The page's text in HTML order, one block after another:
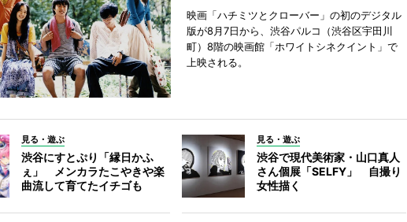
映画「ハチミツとクローバー」の初のデジタル
版が8月7日から、渋谷パルコ（渋谷区宇田川
町）8階の映画館「ホワイトシネクイント」で
上映される。
見る・遊ぶ
渋谷にすとぷり「縁日かふ
ぇ」 メンカラたこやきや楽
曲流して育てたイチゴも
見る・遊ぶ
渋谷で現代美術家・山口真人
さん個展「SELFY」 自撮り
女性描く